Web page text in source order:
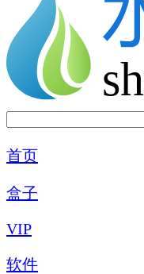
首页
盒子
VIP
软件